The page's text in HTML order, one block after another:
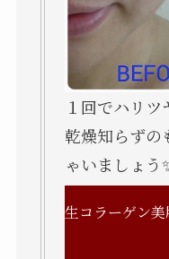
１回でハリツ
乾燥知らずの
ゃいましょう
生コラーゲン